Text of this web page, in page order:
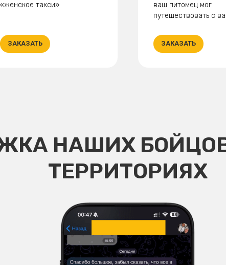
«женское такси»
ЗАКАЗАТЬ
ваш питомец мог
путешествовать с
ЗАКАЗАТЬ
НАШИХ
ТЕРРИТОРИЯХ